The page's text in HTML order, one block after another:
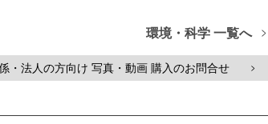
環境・科学 一覧へ
>
・法人の方向け 写真・動画 購入のお問合せ >